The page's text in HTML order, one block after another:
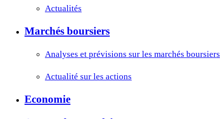
Actualités
Marchés boursiers
Analyses et prévisions sur les marchés boursiers
Actualité sur les actions
Economie